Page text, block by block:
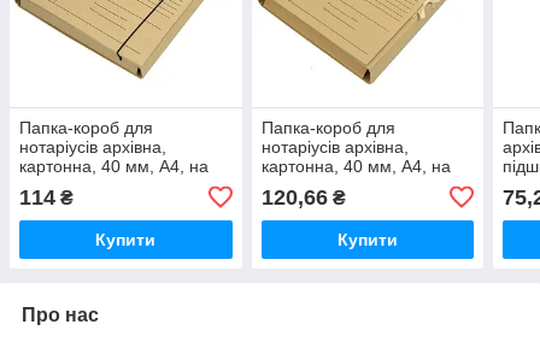
Папка-короб для
нотаріусів архівна,
картонна, 40 мм, А4, на
резинці, КРАФТ-покриття,
з титулкою
114 ₴
Купити
Папка-короб для
нотаріусів архівна,
картонна, 40 мм, А4, на
покриття, з титулкою
120,66₴
Купити
Про нас